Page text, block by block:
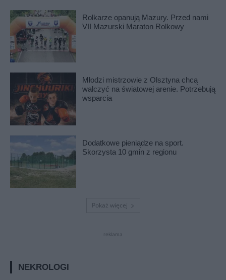
Rolkarze opanują Mazury. Przed nami
VII Mazurski Maraton Rolkowy
Młodzi mistrzowie z Olsztyna chcą
walczyć na światowej arenie. Potrzebują
wsparcia
Dodatkowe pieniądze na sport.
Skorzysta 10 gmin z regionu
Pokaż więcej
reklama
NEKROLOGI